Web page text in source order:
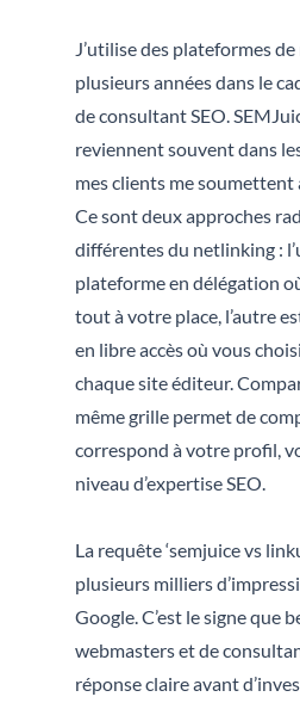
J’utilise des plateformes
plusieurs années dans le
de consultant SEO.
reviennent souvent dans
mes clients me soumettent
Ce sont deux approches
différentes du netlinking :
plateforme en délégation
tout à votre place, l’autre
en libre accès où vous
chaque site éditeur.
même grille permet de
correspond à votre profil,
niveau d’expertise SEO.
La requête ‘semjuice vs
plusieurs milliers
Google. C’est le signe que
webmasters et de
réponse claire avant